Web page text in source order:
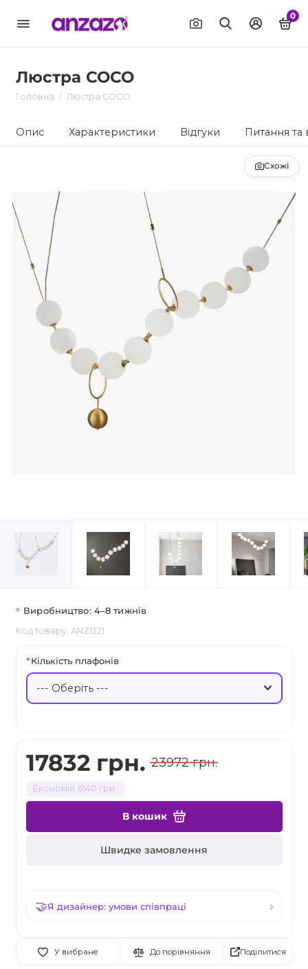
0
Люстра COCO
Головна Люстра COCO
Опис Характеристики Відгуки Питання та
Схожі
Виробництво: 4–8 тижнів
Код товару: ANZ1321
17832 грн. 23972 грн.
Економія 6140 грн.
В кошик
Швидке замовлення
Я дизайнер: умови співпраці
У вибране До порівняння
Кількість плафонів
Поділитися